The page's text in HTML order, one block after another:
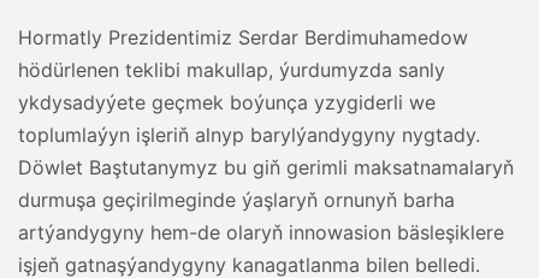
Hormatly Prezidentimiz Serdar Berdimuhamedow
hödürlenen teklibi makullap, ýurdumyzda sanly
ykdysadyýete geçmek boýunça yzygiderli we
toplumlaýyn işleriň alnyp barylýandygyny nygtady.
Döwlet Baştutanymyz bu giň gerimli maksatnamalaryň
durmuşa geçirilmeginde ýaşlaryň ornunyň barha
artýandygyny hem-de olaryň innowasion bäsleşiklere
işjeň gatnaşýandygyny kanagatlanma bilen belledi.